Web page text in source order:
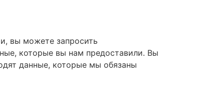
вы можете запросить
которые вы нам предоставили. Вы
данные, которые мы обязаны